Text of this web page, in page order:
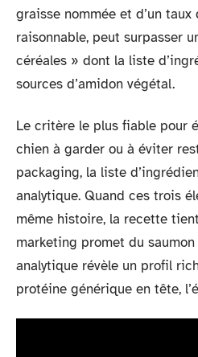
graisse nommée et d’un
raisonnable, peut surpasser
céréales » dont la liste
sources d’amidon végétal.
Le critère le plus fiable pour
chien à garder ou à éviter
packaging, la liste
analytique. Quand ces trois
même histoire, la recette
marketing promet du
analytique révèle un profil
protéine générique en tête,